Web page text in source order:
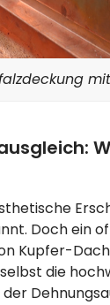
Doch ein
Kupfer-
die